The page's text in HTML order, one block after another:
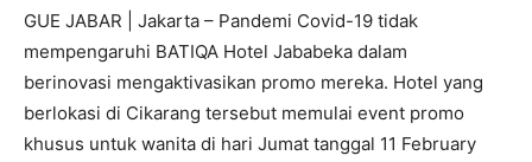
GUE JABAR | Jakarta – Pandemi Covid-19 tidak
mempengaruhi BATIQA Hotel Jababeka dalam
berinovasi mengaktivasikan promo mereka. Hotel yang
berlokasi di Cikarang tersebut memulai event promo
khusus untuk wanita di hari Jumat tanggal 11 February